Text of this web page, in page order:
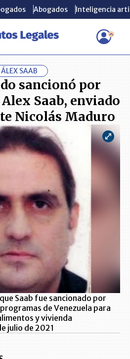
Abogados Inteligencia
Reino Unido sancionó por corrupción a
Abogados Inteligencia
ÁLEX SAAB
sancionó por
Saab, enviado
Nicolás Maduro
Saab fue sancionado por
de Venezuela para
y vivienda
julio de 2021